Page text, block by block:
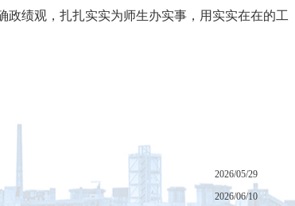
绩观，扎扎实实为师生办实事，用实实在在的工
2026/05/29
2026/06/10